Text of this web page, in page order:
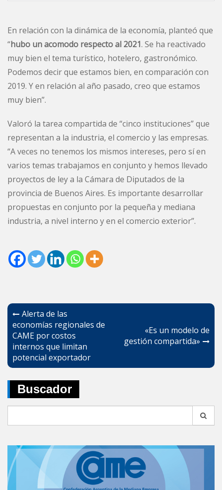
En relación con la dinámica de la economía, planteó que
“hubo un acomodo respecto al 2021. Se ha reactivado
muy bien el tema turístico, hotelero, gastronómico.
Podemos decir que estamos bien, en comparación con
2019. Y en relación al año pasado, creo que estamos
muy bien”.
Valoró la tarea compartida de “cinco instituciones” que
representan a la industria, el comercio y las empresas.
“A veces no tenemos los mismos intereses, pero sí en
varios temas trabajamos en conjunto y hemos llevado
proyectos de ley a la Cámara de Diputados de la
provincia de Buenos Aires. Es importante desarrollar
propuestas en conjunto por la pequeña y mediana
industria, a nivel interno y en el comercio exterior”.
Navegación
de
entradas
Alerta de las
economías regionales de
CAME por costos
internos que limitan
potencial exportador
«Es un modelo de
gestión compartida»
Buscador